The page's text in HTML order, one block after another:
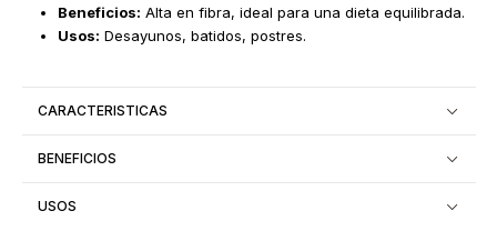
Beneficios: Alta en fibra, ideal para una dieta equilibrada.
Usos: Desayunos, batidos, postres.
CARACTERISTICAS
BENEFICIOS
USOS